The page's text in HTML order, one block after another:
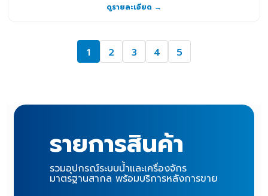
ดูรายละเอียด →
1 2 3 4 5
รายการสินค้า
รวมอุปกรณ์ระบบน้ำและเครื่องจักร
มาตรฐานสากล พร้อมบริการหลังการขาย